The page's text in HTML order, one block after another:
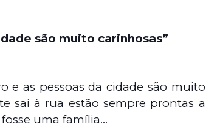
são muito carinhosas”
e as pessoas da cidade são muito
sai à rua estão sempre prontas a
uma família…